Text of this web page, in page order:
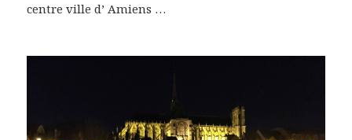
centre ville d’ Amiens …